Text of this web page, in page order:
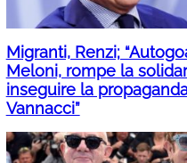
Migranti, Renzi;
Meloni, rompe la
inseguire la
Vannacci”